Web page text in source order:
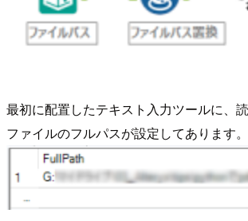
最初に配置したテキスト入力ツールに、
ファイルのフルパスが設定してあります。